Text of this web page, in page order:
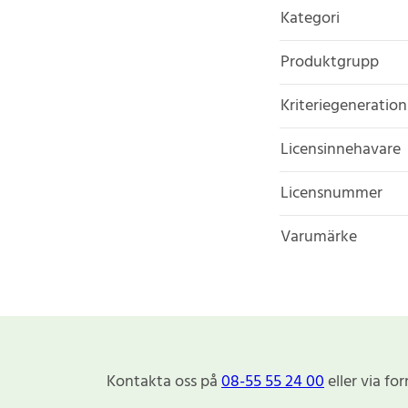
Kategori
Produktgrupp
Kriteriegeneration
Licensinnehavare
Licensnummer
Varumärke
Kontakta oss på08-55 55 24 00eller via